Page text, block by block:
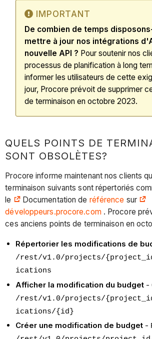
IMPORTANT
De combien de temps
mettre à jour nos intégrations
nouvelle API ? Pour soutenir nos
processus de planification à long
informer les utilisateurs de cette
jour, Procore prévoit de supprimer
de terminaison en octobre 2023.
QUELS POINTS DE
SONT OBSOLÈTES?
Procore informe maintenant nos clients
terminaison suivants sont répertoriés
le
Documentation de référence sur
développeurs.procore.com. Procore
ces anciens points de terminaison en
Répertorier les modifications de
/rest/v1.0/projects/
ications
Afficher la modification du budget -
/rest/v1.0/projects/
ications/{id}
Créer une modification de budget -